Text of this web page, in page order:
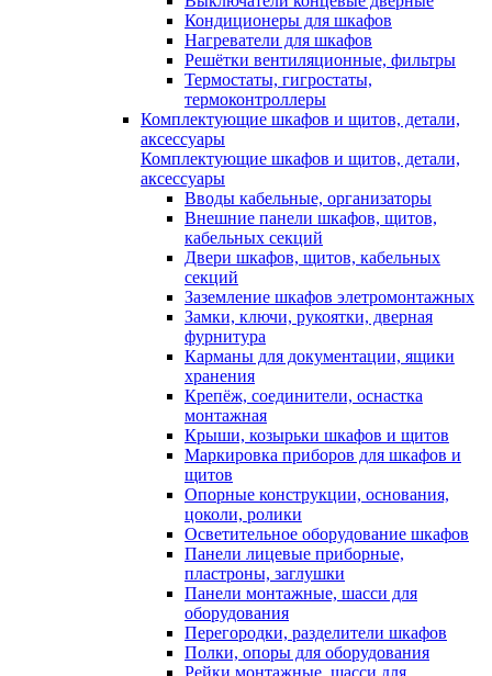
Кондиционеры для шкафов
Нагреватели для шкафов
Решётки вентиляционные, фильтры
Термостаты, гигростаты,
термоконтроллеры
Комплектующие шкафов и щитов, детали,
аксессуары
Комплектующие шкафов и щитов, детали,
аксессуары
Вводы кабельные, организаторы
Внешние панели шкафов, щитов,
кабельных секций
Двери шкафов, щитов, кабельных
секций
Заземление шкафов элетромонтажных
Замки, ключи, рукоятки, дверная
фурнитура
Карманы для документации, ящики
хранения
Крепёж, соединители, оснастка
монтажная
Крыши, козырьки шкафов и щитов
Маркировка приборов для шкафов и
щитов
Опорные конструкции, основания,
цоколи, ролики
Осветительное оборудование шкафов
Панели лицевые приборные,
пластроны, заглушки
Панели монтажные, шасси для
оборудования
Перегородки, разделители шкафов
Полки, опоры для оборудования
Рейки монтажные, шасси для